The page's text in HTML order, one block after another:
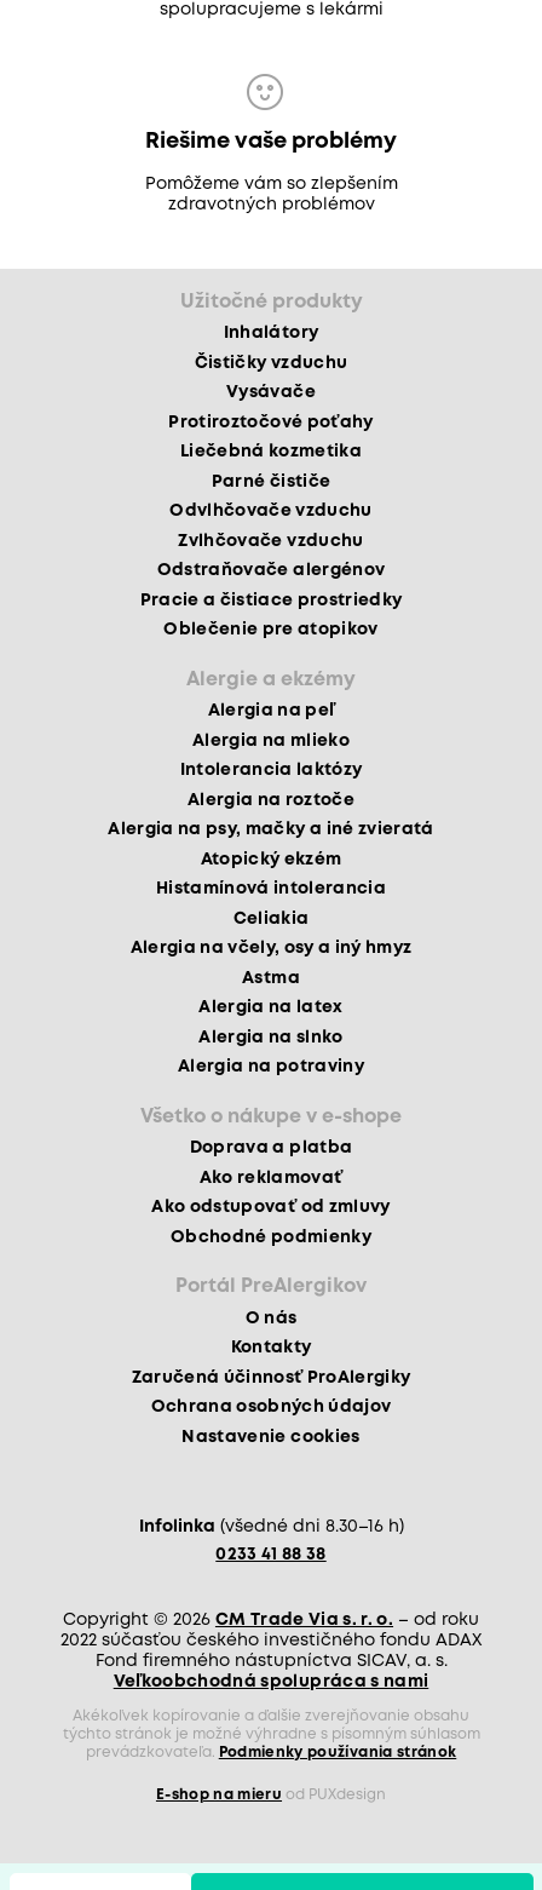
spolupracujeme s lekármi
Riešime vaše problémy
Pomôžeme vám so zlepšením
zdravotných problémov
Užitočné produkty
Inhalátory
Čističky vzduchu
Vysávače
Protiroztočové poťahy
Liečebná kozmetika
Parné čističe
Odvlhčovače vzduchu
Zvlhčovače vzduchu
Odstraňovače alergénov
Pracie a čistiace prostriedky
Oblečenie pre atopikov
Alergie a ekzémy
Alergia na peľ
Alergia na mlieko
Intolerancia laktózy
Alergia na roztoče
Alergia na psy, mačky a iné zvieratá
Atopický ekzém
Histamínová intolerancia
Celiakia
Alergia na včely, osy a iný hmyz
Astma
Alergia na latex
Alergia na slnko
Alergia na potraviny
Všetko o nákupe v e-shope
Doprava a platba
Ako reklamovať
Ako odstupovať od zmluvy
Obchodné podmienky
Portál PreAlergikov
O nás
Kontakty
Zaručená účinnosť ProAlergiky
Ochrana osobných údajov
Nastavenie cookies
Infolinka (všedné dni 8.30–16 h)
0233 41 88 38
Copyright © 2026 CM Trade Via s. r. o. – od roku
2022 súčasťou českého investičného fondu ADAX
Fond firemného nástupníctva SICAV, a. s.
Veľkoobchodná spolupráca s nami
Akékoľvek kopírovanie a ďalšie zverejňovanie obsahu
týchto stránok je možné výhradne s písomným súhlasom
prevádzkovateľa.
Podmienky používania stránok
E-shop na mieru od PUXdesign